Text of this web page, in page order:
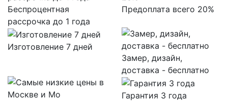
Беспроцентная
рассрочка до 1 года
Предоплата всего 20%
Изготовление 7 дней
Замер, дизайн,
доставка - бесплатно
Гарантия 3 года